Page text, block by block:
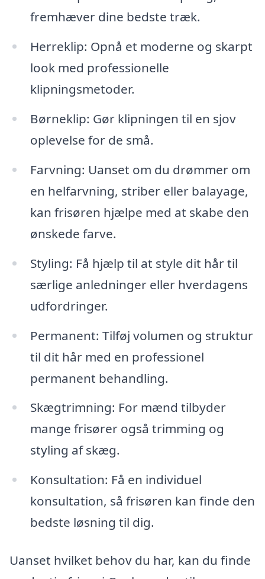
fremhæver dine bedste træk.
Herreklip: Opnå et moderne og skarpt
look med professionelle
klipningsmetoder.
Børneklip: Gør klipningen til en sjov
oplevelse for de små.
Farvning: Uanset om du drømmer om
en helfarvning, striber eller balayage,
kan frisøren hjælpe med at skabe den
ønskede farve.
Styling: Få hjælp til at style dit hår til
særlige anledninger eller hverdagens
udfordringer.
Permanent: Tilføj volumen og struktur
til dit hår med en professionel
permanent behandling.
Skægtrimning: For mænd tilbyder
mange frisører også trimming og
styling af skæg.
Konsultation: Få en individuel
konsultation, så frisøren kan finde den
bedste løsning til dig.
Uanset hvilket behov du har, kan du finde